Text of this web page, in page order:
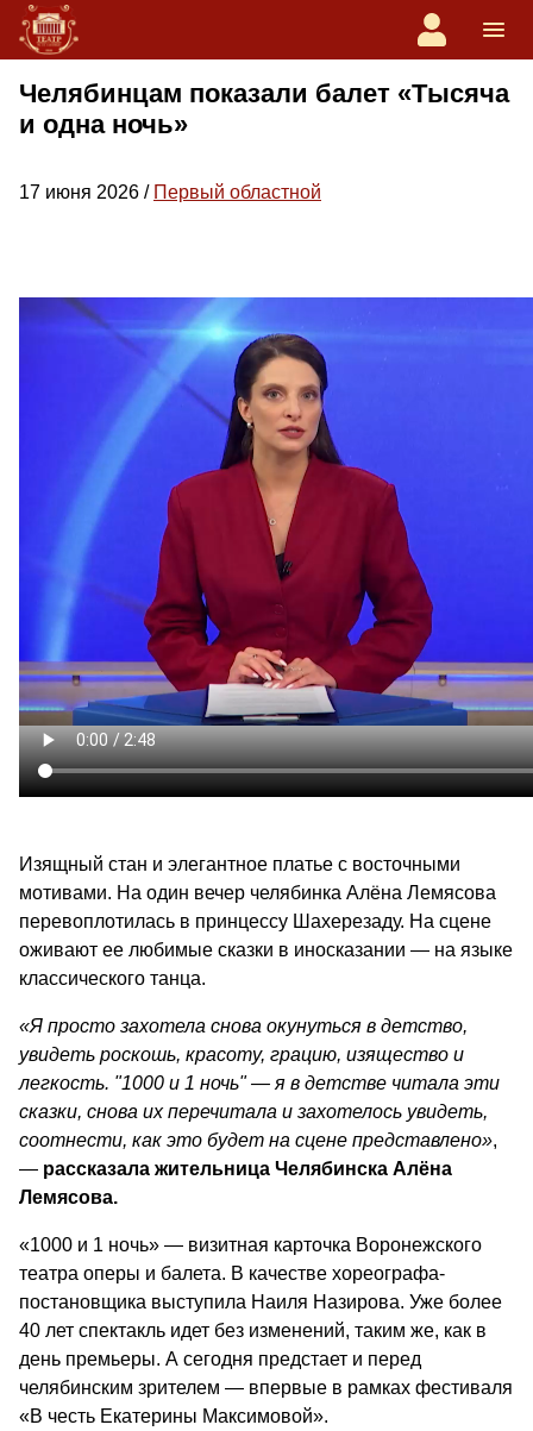
Челябинцам показали балет «Тысяча
и одна ночь»
17 июня 2026 / Первый областной
Изящный стан и элегантное платье с восточными
мотивами. На один вечер челябинка Алёна Лемясова
перевоплотилась в принцессу Шахерезаду. На сцене
оживают ее любимые сказки в иносказании — на языке
классического танца.
«Я просто захотела снова окунуться в детство,
увидеть роскошь, красоту, грацию, изящество и
легкость. "1000 и 1 ночь" — я в детстве читала эти
сказки, снова их перечитала и захотелось увидеть,
соотнести, как это будет на сцене представлено»,
— рассказала жительница Челябинска Алёна
Лемясова.
«1000 и 1 ночь» — визитная карточка Воронежского
театра оперы и балета. В качестве хореографа-
постановщика выступила Наиля Назирова. Уже более
40 лет спектакль идет без изменений, таким же, как в
день премьеры. А сегодня предстает и перед
челябинским зрителем — впервые в рамках фестиваля
«В честь Екатерины Максимовой».